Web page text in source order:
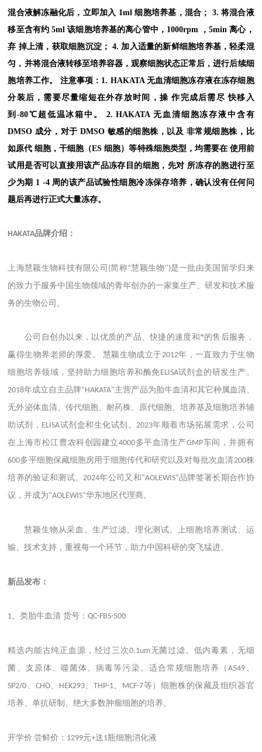
混合液解冻融化后，立即加入 1ml 细胞培养基，混合； 3. 将混合液
移至含有约 5ml 该细胞培养基的离心管中，1000rpm ，5min 离心，
弃 掉上清，获取细胞沉淀；4. 加入适量的新鲜细胞培养基，轻柔混
匀，并将混合液转移至培养容器，观察细胞状态正常后，进行后续细
胞培养工作。 注意事项： 1. HAKATA 无血清细胞冻存液在冻存细胞
分装后，需要尽量缩短在外存放时间，操 作完成后需尽快移入
到-80℃超低温冰箱中。 2. HAKATA 无血清细胞冻存液中含有
DMSO 成分，对于 DMSO 敏感的细胞株，以及 非常规细胞株，比
如原代细胞，干细胞（ES 细胞）等特殊细胞类型，均需要在 使用前
试用是否可以直接用该产品冻存目的细胞，先对 所冻存的胞进行至
少为期 1 -4 周的该产品试验性细胞冷冻保存培养，确认没有任何问
题后再进行正式大量冻存。
HAKATA品牌介绍：
上海慧颖生物科技有限公司 (简称“慧颖生物 ")是一批由美国留学归来
的致力于服务中国生物领域的青年创办的一家集生产、研发和技术服
务的生物公司。
公司自创办以来，以优质的产品、快捷的速度和*的售后服务，
赢得生物界老师的厚爱。
慧颖生物成立于2012年，一直致力于生物
细胞培养领域，坚持助力细胞培养和酶免ELISA试剂盒的研发生产。
2018年成立自主品牌“HAKATA"主营产品为胎牛血清和其它种属血清、
无外泌体血清、传代细胞、耐药株、原代细胞、培养基及细胞培养辅
助试剂， ELISA试剂盒和生化试剂。 2023年顺着市场拓展需求，公司
在上海市松江曹农科创园建立4000多平血清生产GMP车间，并拥有
600多平细胞保藏细胞房用于细胞传代和研究以及对每批次血清200株
培养的验证和测试。2024年公司又和 “AOLEWIS“品牌签署长期合作协
议，并成为“AOLEWIS“华东地区代理商。
慧颖生物从采血、生产过滤、理化测试、上细胞培养测试、运
输、技术支持，重视每一个环节，助力中国科研的突飞猛进。
新品发布 ：
1、类胎牛血清 货号：QC-FBS-500
精选内能古纯正血源，经过三次0.1um无菌过滤。低内毒素，无细
菌、支原体、噬菌体、病毒等污染。适合常规细胞培养（A549 、
SP2/0 、 CHO、 HEK293、 THP-1、 MCF-7等）细胞株的保藏及组织器官
培养、单抗研制、绝大多数肿瘤细胞的培养。
开学价 尝鲜价： 1299元+送1瓶细胞消化液